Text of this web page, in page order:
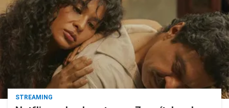
STREAMING